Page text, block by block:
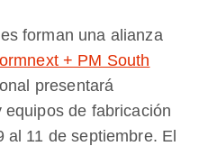
forman una alianza
+ PM South
presentará
de fabricación
11 de septiembre. El